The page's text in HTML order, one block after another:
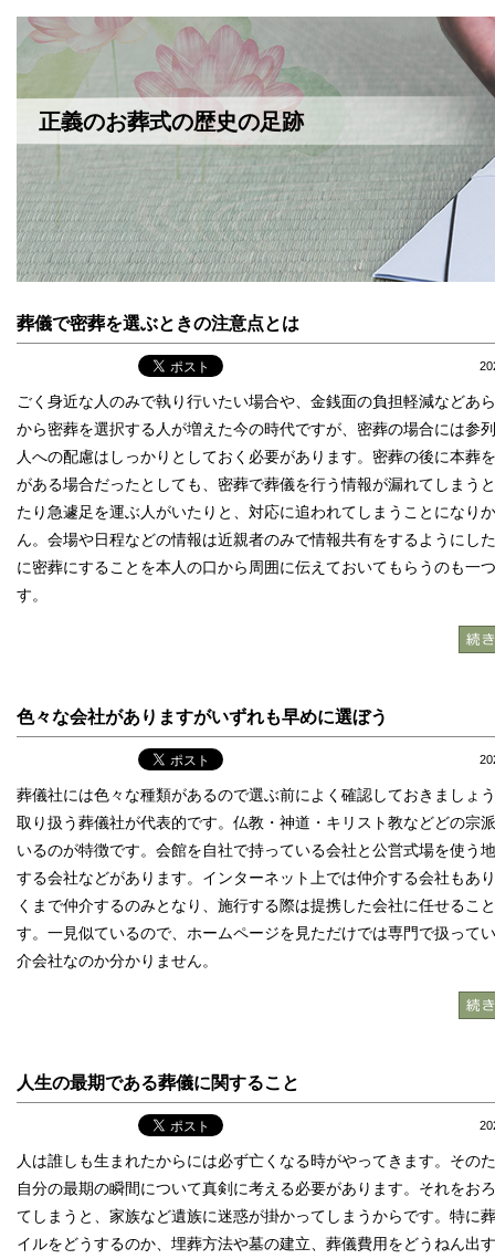
正義のお葬式の歴史の足跡
葬儀で密葬を選ぶときの注意点とは
ごく身近な人のみで執り行いたい場合や、金銭面の負担軽減などあ
から密葬を選択する人が増えた今の時代ですが、密葬の場合には参
人への配慮はしっかりとしておく必要があります。密葬の後に本葬
がある場合だったとしても、密葬で葬儀を行う情報が漏れてしまう
たり急遽足を運ぶ人がいたりと、対応に追われてしまうことになり
ん。会場や日程などの情報は近親者のみで情報共有をするようにし
に密葬にすることを本人の口から周囲に伝えておいてもらうのも一
す。
色々な会社がありますがいずれも早めに選ぼう
葬儀社には色々な種類があるので選ぶ前によく確認しておきましょ
取り扱う葬儀社が代表的です。仏教・神道・キリスト教などどの宗
いるのが特徴です。会館を自社で持っている会社と公営式場を使う
する会社などがあります。インターネット上では仲介する会社もあ
くまで仲介するのみとなり、施行する際は提携した会社に任せるこ
す。一見似ているので、ホームページを見ただけでは専門で扱って
介会社なのか分かりません。
人生の最期である葬儀に関すること
人は誰しも生まれたからには必ず亡くなる時がやってきます。その
自分の最期の瞬間について真剣に考える必要があります。それをお
てしまうと、家族など遺族に迷惑が掛かってしまうからです。特に
イルをどうするのか、埋葬方法や墓の建立、葬儀費用をどうねん出